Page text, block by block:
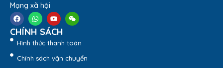
Mạng xã hội
CHÍNH SÁCH
Hình thức thanh toán
Chính sách vận chuyển